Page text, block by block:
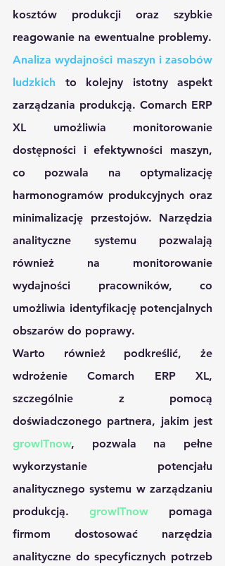
kosztów produkcji oraz szybkie
reagowanie na ewentualne problemy.
Analiza wydajności maszyn i zasobów
ludzkich to kolejny istotny aspekt
zarządzania produkcją. Comarch ERP
XL umożliwia monitorowanie
dostępności i efektywności maszyn,
co pozwala na optymalizację
harmonogramów produkcyjnych oraz
minimalizację przestojów. Narzędzia
analityczne systemu pozwalają
również na monitorowanie
wydajności pracowników, co
umożliwia identyfikację potencjalnych
obszarów do poprawy.
Warto również podkreślić, że
wdrożenie Comarch ERP XL,
szczególnie z pomocą
growITnow, pozwala na pełne
wykorzystanie potencjału
analitycznego systemu w zarządzaniu
produkcją. growITnow pomaga
firmom dostosować narzędzia
analityczne do specyficznych potrzeb